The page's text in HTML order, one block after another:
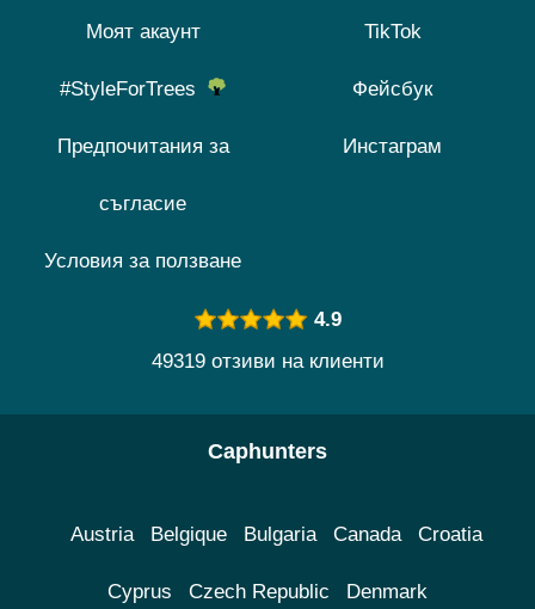
Моят акаунт
#StyleForTrees
Предпочитания за
съгласие
Условия за ползване
TikTok
Фейсбук
Инстаграм
4.9
49319 отзиви на клиенти
Caphunters
Austria Belgique Bulgaria Canada Croatia
Cyprus Czech Republic Denmark